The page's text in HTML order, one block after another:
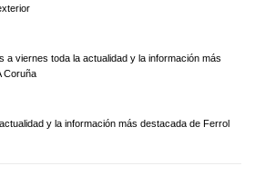
a viernes toda la actualidad y la información más
Coruña
y la información más destacada de Ferrol